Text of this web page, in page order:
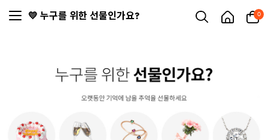
💛 누구를 위한 선물인가요? 0